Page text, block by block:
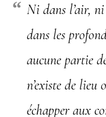
Ni dans l’air,
dans les
aucune partie
n’existe de lieu
échapper aux